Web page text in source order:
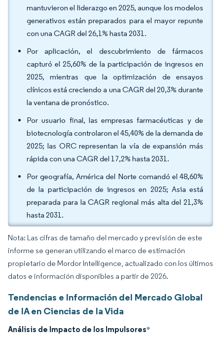
mantuvieron el liderazgo en 2025, aunque los modelos
generativos están preparados para el mayor repunte
con una CAGR del 26,1% hasta 2031.
Por aplicación, el descubrimiento de fármacos
capturó el 25,60% de la participación de ingresos en
2025, mientras que la optimización de ensayos
clínicos está creciendo a una CAGR del 20,3% durante
la ventana de pronóstico.
Por usuario final, las empresas farmacéuticas y de
biotecnología controlaron el 45,40% de la demanda de
2025; las ORC representan la vía de expansión más
rápida con una CAGR del 17,2% hasta 2031.
Por geografía, América del Norte comandó el 48,60%
de la participación de ingresos en 2025; Asia está
preparada para la CAGR regional más alta del 21,3%
hasta 2031.
Nota: Las cifras de tamaño del mercado y previsión de este
informe se generan utilizando el marco de estimación
propietario de Mordor Intelligence, actualizado con los últimos
datos e información disponibles a partir de 2026.
Tendencias e Información del Mercado Global
de IA en Ciencias de la Vida
Análisis de Impacto de los Impulsores*